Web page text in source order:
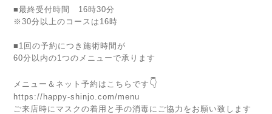
■最終受付時間 16時30分
※30分以上のコースは16時
■1回の予約につき施術時間が
60分以内の1つのメニューで承ります
メニュー＆ネット予約はこちらです 👇
https://happy-shinjo.com/menu
ご来店時にマスクの着用と手の消毒にご協力をお願い致します